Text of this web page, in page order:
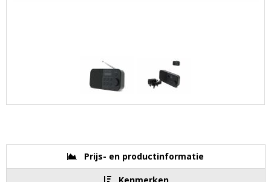
Prijs- en productinformatie